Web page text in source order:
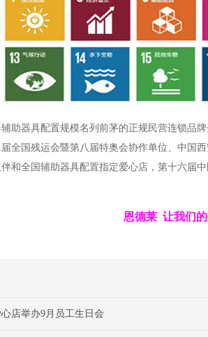
助器具配置规模名列前茅的正规民营连锁品
全国残运会暨第八届特奥会协作单位、中国
和全国辅助器具配置指定爱心店，第十六届
恩德莱 让我们的
店举办9月员工生日会